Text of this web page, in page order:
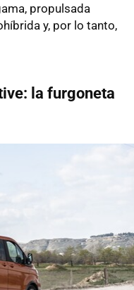
propulsada
y, por lo tanto,
la furgoneta